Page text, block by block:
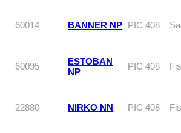
60014 BANNER NP PIC 408
60095
ESTOBAN
NP
PIC 408
22880 NIRKO NN PIC 408